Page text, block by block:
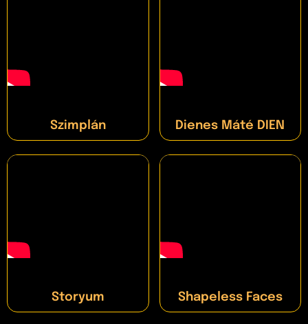
Szimplán Dienes Máté DIEN
Storyum Shapeless Faces